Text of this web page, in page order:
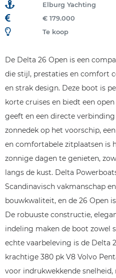
Elburg Yachting
€ 179.000
Te koop
De Delta 26 Open is een
die stijl, prestaties en comfort
en strak design. Deze boot is
korte cruises en biedt een
geeft en een directe
zonnedek op het voorschip,
en comfortabele zitplaatsen is
zonnige dagen te genieten,
langs de kust. Delta
Scandinavisch vakmanschap
bouwkwaliteit, en de 26 Open
De robuuste constructie,
indeling maken de boot zowel
echte vaarbeleving is de Delta
krachtige 380 pk V8 Volvo
voor indrukwekkende